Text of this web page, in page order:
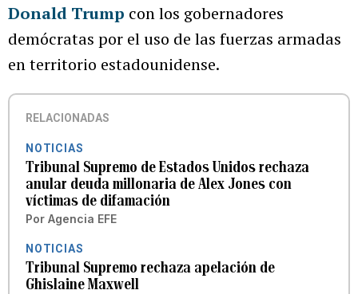
Donald Trump con los gobernadores
demócratas por el uso de las fuerzas armadas
en territorio estadounidense.
RELACIONADAS
NOTICIAS
Tribunal Supremo de Estados Unidos rechaza
anular deuda millonaria de Alex Jones con
víctimas de difamación
Por Agencia EFE
NOTICIAS
Tribunal Supremo rechaza apelación de
Ghislaine Maxwell